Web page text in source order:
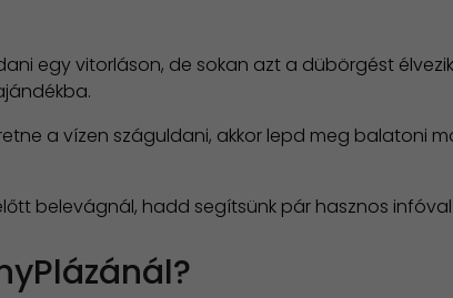
egy vitorláson, de sokan azt a dübörgést
a vízen száguldani, akkor lepd meg balatoni
belevágnál, hadd segítsünk pár hasznos infóval.